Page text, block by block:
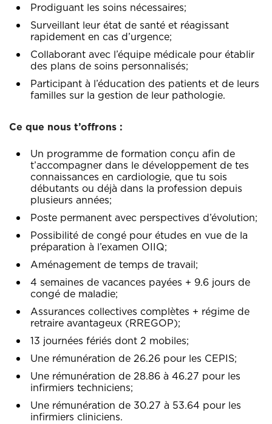
Prodiguant les soins nécessaires;
Surveillant leur état de santé et réagissant
rapidement en cas d’urgence;
Collaborant avec l’équipe médicale pour établir
des plans de soins personnalisés;
Participant à l’éducation des patients et de leurs
familles sur la gestion de leur pathologie.
Ce que nous t’offrons :
Un programme de formation conçu afin de
t’accompagner dans le développement de tes
connaissances en cardiologie, que tu sois
débutants ou déjà dans la profession depuis
plusieurs années;
Poste permanent avec perspectives d’évolution;
Possibilité de congé pour études en vue de la
préparation à l’examen OIIQ;
Aménagement de temps de travail;
4 semaines de vacances payées + 9.6 jours de
congé de maladie;
Assurances collectives complètes + régime de
retraire avantageux (RREGOP);
13 journées fériés dont 2 mobiles;
Une rémunération de 26.26 pour les CEPIS;
Une rémunération de 28.86 à 46.27 pour les
infirmiers techniciens;
Une rémunération de 30.27 à 53.64 pour les
infirmiers cliniciens.